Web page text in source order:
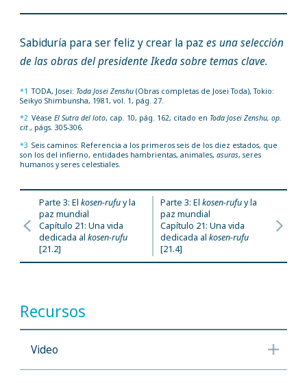
Sabiduría para ser feliz y crear la paz es una selección
de las obras del presidente Ikeda sobre temas clave.
*1 TODA, Josei: Toda Josei Zenshu(Obras completas de Josei Toda), Tokio:
Seikyo Shimbunsha, 1981, vol. 1, pág. 27.
*2 Véase El Sutra del loto, cap. 10, pág. 162, citado en Toda Josei Zenshu, op.
cit., págs. 305-306.
*3 Seis caminos: Referencia a los primeros seis de los diez estados, que
son los del infierno, entidades hambrientas, animales, asuras, seres
humanos y seres celestiales.
Parte 3: Elkosen-rufuy la
paz mundial
Capítulo 21: Una vida
dedicada alkosen-rufu
[21.2]
Parte 3: El kosen-rufuy la
paz mundial
Capítulo 21: Una vida
dedicada al kosen-rufu
[21.4]
Recursos
Video